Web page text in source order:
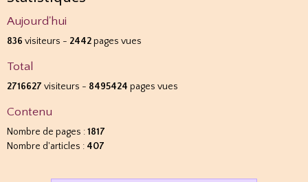
Aujourd'hui
836 visiteurs - 2442pages vues
Total
2716627 visiteurs - 8495424 pages vues
Contenu
Nombre de pages :1817
Nombre d'articles : 407